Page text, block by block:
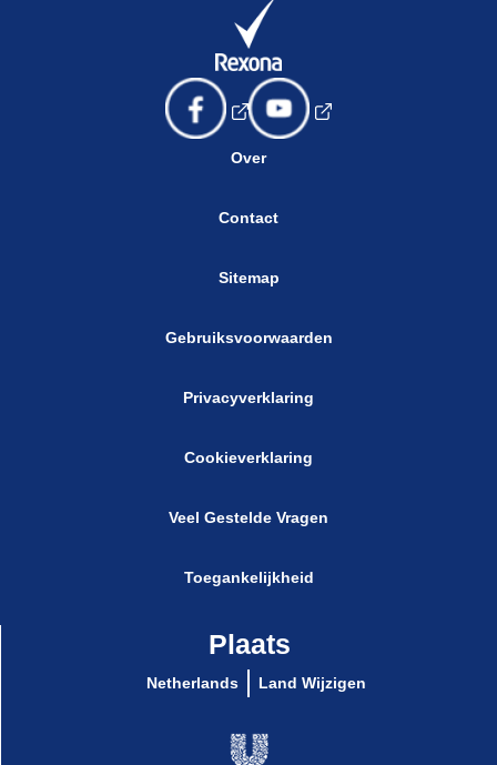
Over
Contact
Sitemap
Gebruiksvoorwaarden
Privacyverklaring
Cookieverklaring
Veel Gestelde Vragen
Toegankelijkheid
Plaats
Netherlands Land Wijzigen